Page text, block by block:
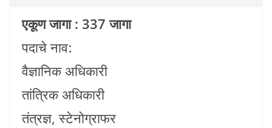
एकूण जागा : 337 जागा
पदाचे नाव:
वैज्ञानिक अधिकारी
तांत्रिक अधिकारी
तंत्रज्ञ, स्टेनोग्राफर